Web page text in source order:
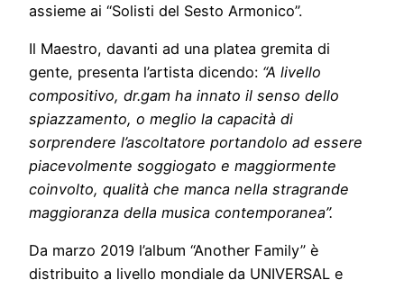
assieme ai “Solisti del Sesto Armonico”.
Il Maestro, davanti ad una platea gremita di
gente, presenta l’artista dicendo: “A livello
compositivo, dr.gam ha innato il senso dello
spiazzamento, o meglio la capacità di
sorprendere l’ascoltatore portandolo ad essere
piacevolmente soggiogato e maggiormente
coinvolto, qualità che manca nella stragrande
maggioranza della musica contemporanea”.
Da marzo 2019 l’album “Another Family” è
distribuito a livello mondiale da UNIVERSAL e